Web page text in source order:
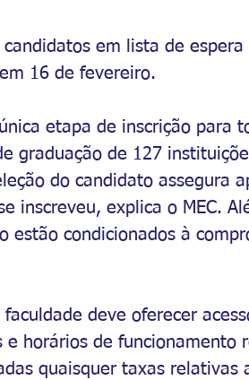
candidatos em lista de
16 de fevereiro.
etapa de inscrição para
graduação de 127
do candidato assegura
inscreveu, explica o MEC.
estão condicionados à
faculdade deve oferecer
e horários de funcionamento
quaisquer taxas relativas